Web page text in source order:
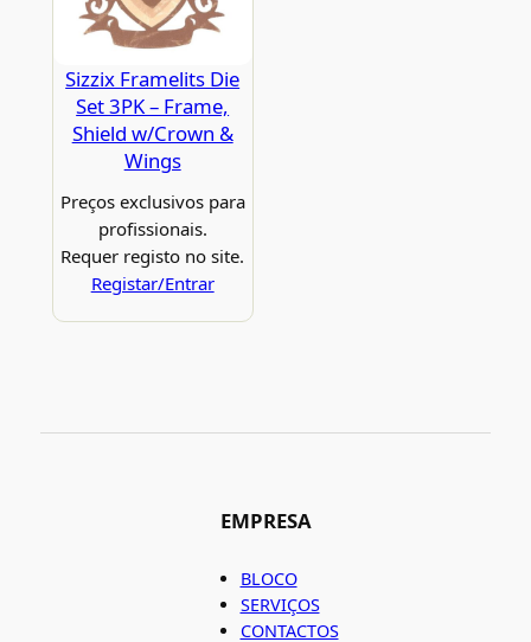
Sizzix Framelits Die
Set 3PK – Frame,
Shield w/Crown &
Wings
Preços exclusivos para
profissionais.
Requer registo no site.
Registar/Entrar
EMPRESA
BLOCO
SERVIÇOS
CONTACTOS